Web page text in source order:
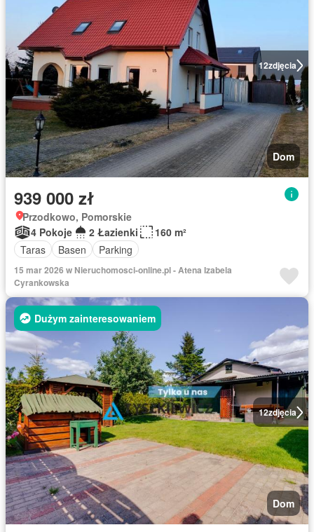
12zdjęcia
Dom
939 000 zł
Przodkowo, Pomorskie
4 Pokoje
2 Łazienki
160 m²
Taras
Basen Parking
15 mar 2026 w Nieruchomosci-online.pl - Atena Izabela
Cyrankowska
12zdjęcia
Dużym zainteresowaniem
Dom